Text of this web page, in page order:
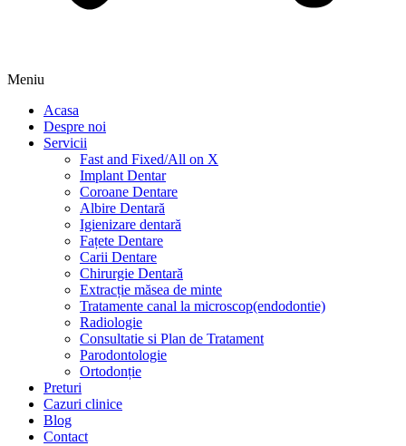
Meniu
Acasa
Despre noi
Servicii
Fast and Fixed/All on X
Implant Dentar
Coroane Dentare
Albire Dentară
Igienizare dentară
Fațete Dentare
Carii Dentare
Chirurgie Dentară
Extracție măsea de minte
Tratamente canal la microscop(endodontie)
Radiologie
Consultatie si Plan de Tratament
Parodontologie
Ortodonție
Preturi
Cazuri clinice
Blog
Contact